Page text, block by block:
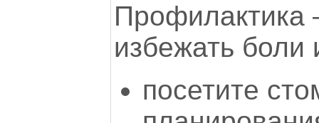
избежать
посетите